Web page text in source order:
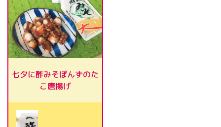
七夕に酢みそぽんずのた
こ唐揚げ